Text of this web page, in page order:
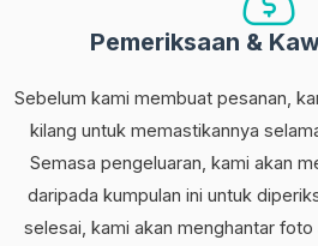
Pemeriksaan &
Sebelum kami membuat pesanan,
kilang untuk memastikannya
Semasa pengeluaran, kami akan
daripada kumpulan ini untuk
selesai, kami akan menghantar